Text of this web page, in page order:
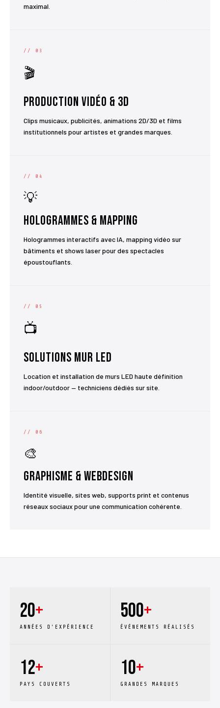
maximal.
// 03
🎬
Production Vidéo & 3D
Clips musicaux, publicités, animations 2D/3D et films
institutionnels pour artistes et grandes marques.
// 04
💡
Hologrammes & Mapping
Hologrammes interactifs avec IA, mapping vidéo sur
bâtiments et shows laser pour des spectacles
époustouflants.
// 05
📺
Solutions Mur LED
Location et installation de murs LED haute définition
indoor/outdoor — techniciens dédiés sur site.
// 06
🎨
Graphisme & Webdesign
Identité visuelle, sites web, supports print et contenus
réseaux sociaux pour une communication cohérente.
20+
ANNÉES D'EXPÉRIENCE
500+
ÉVÉNEMENTS RÉALISÉS
12+
PAYS COUVERTS
10+
GRANDES MARQUES